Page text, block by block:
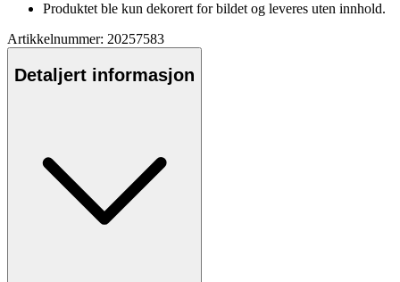
Produktet ble kun dekorert for bildet og leveres uten innhold.
Artikkelnummer: 20257583
Detaljert informasjon